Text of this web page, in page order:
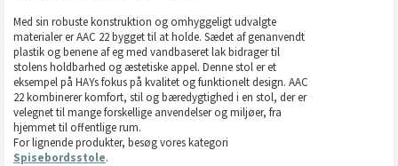
Med sin robuste konstruktion og omhyggeligt udvalgte
materialer er AAC 22 bygget til at holde. Sædet af genanvendt
plastik og benene af eg med vandbaseret lak bidrager til
stolens holdbarhed og æstetiske appel. Denne stol er et
eksempel på HAYs fokus på kvalitet og funktionelt design. AAC
22 kombinerer komfort, stil og bæredygtighed i en stol, der er
velegnet til mange forskellige anvendelser og miljøer, fra
hjemmet til offentlige rum.
For lignende produkter, besøg vores kategori
Spisebordsstole.